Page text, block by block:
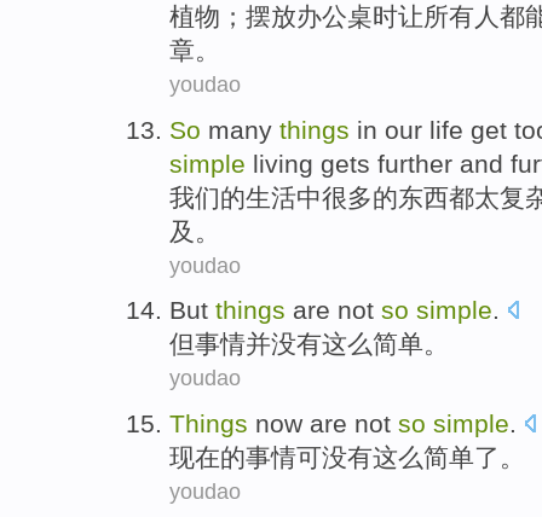
植物 ； 摆放办公桌时让所有人 都
章。
youdao
So many things in our life get
simple living gets further and
我们的生活中很多的东西都太复
及 。
youdao
But things are not so simple.
但事情并没有这么简单。
youdao
Things now are not so simple.
现在的事情可没有这么简单了。
youdao